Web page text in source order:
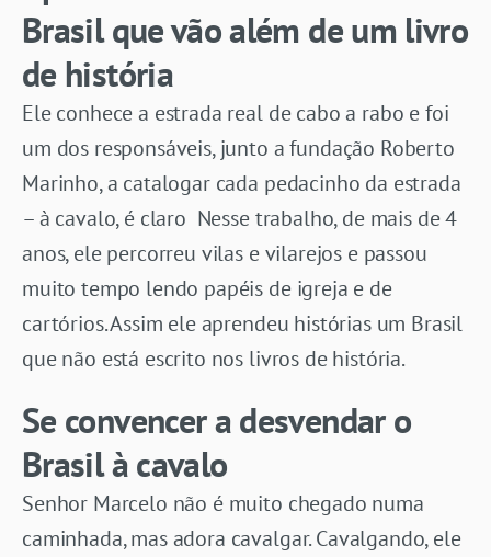
Brasil que vão além de um livro
de história
Ele conhece a estrada real de cabo a rabo e foi
um dos responsáveis, junto a fundação Roberto
Marinho, a catalogar cada pedacinho da estrada
– à cavalo, é claro Nesse trabalho, de mais de 4
anos, ele percorreu vilas e vilarejos e passou
muito tempo lendo papéis de igreja e de
cartórios. Assim ele aprendeu histórias um Brasil
que não está escrito nos livros de história.
Se convencer a desvendar o
Brasil àcavalo
Senhor Marcelo não é muito chegado numa
caminhada, mas adora cavalgar. Cavalgando, ele